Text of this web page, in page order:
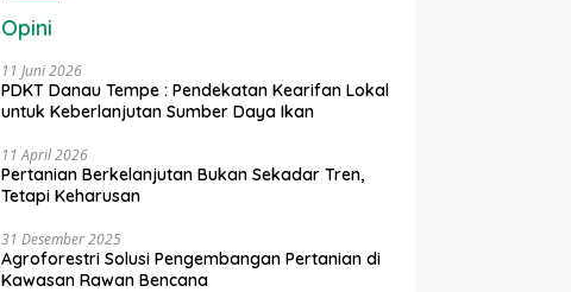
Opini
11 Juni 2026
PDKT Danau Tempe : Pendekatan Kearifan Lokal
untuk Keberlanjutan Sumber Daya Ikan
11 April 2026
Pertanian Berkelanjutan Bukan Sekadar Tren,
Tetapi Keharusan
31 Desember 2025
Agroforestri Solusi Pengembangan Pertanian di
Kawasan Rawan Bencana